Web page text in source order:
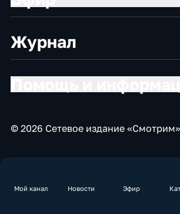
Мой канал Новости Эфир
Журнал
© 2026 Сетевое издание «Смотрим»